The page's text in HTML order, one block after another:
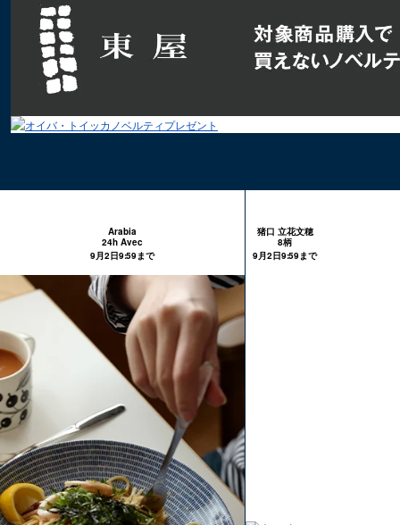
Arabia
24h Avec
9月2日9:59まで
猪口 立花文穂
8柄
9月2日9:59まで